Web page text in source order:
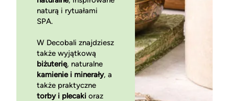
naturą i rytuałami
SPA.
W Decobali znajdziesz
także wyjątkową
biżuterię, naturalne
kamienie i minerały, a
także praktyczne
torby i plecaki oraz